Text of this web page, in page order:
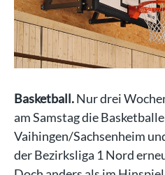
Basketball.Nur drei
am Samstag die
Vaihingen/Sachsenheim
der Bezirksliga 1 Nord